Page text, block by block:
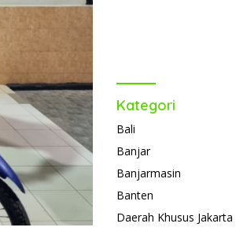
Kategori
Bali
Banjar
Banjarmasin
Banten
Daerah Khusus Jakarta